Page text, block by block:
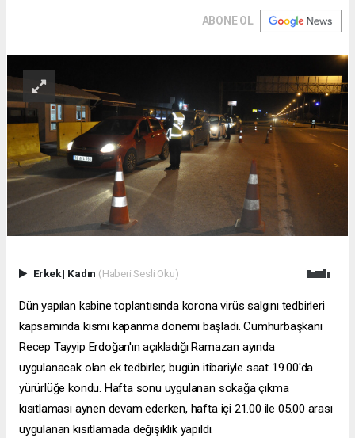
ABONE OL
Erkek| Kadın (Haberi Sesli Oku)
Dün yapılan kabine toplantısında korona virüs salgını tedbirleri
kapsamında kısmi kapanma dönemi başladı. Cumhurbaşkanı
Recep Tayyip Erdoğan'ın açıkladığı Ramazan ayında
uygulanacak olan ek tedbirler, bugün itibariyle saat 19.00'da
yürürlüğe kondu. Hafta sonu uygulanan sokağa çıkma
kısıtlaması aynen devam ederken, hafta içi 21.00 ile 05.00 arası
uygulanan kısıtlamada değişiklik yapıldı.